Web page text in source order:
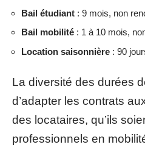
Bail étudiant : 9 mois, non
Bail mobilité : 1 à 10 mois,
Location saisonnière : 90
La diversité des durées
d’adapter les contrats
des locataires, qu’ils
professionnels en